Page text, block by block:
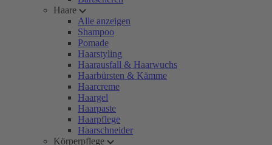
Haare
Alle anzeigen
Shampoo
Pomade
Haarstyling
Haarausfall & Haarwuchs
Haarbürsten & Kämme
Haarcreme
Haargel
Haarpaste
Haarpflege
Haarschneider
Körperpflege